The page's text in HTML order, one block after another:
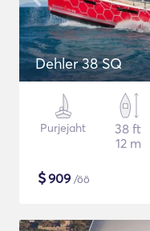
Dehler 38 SQ
Purjejaht
38 ft
12 m
$909 /öö